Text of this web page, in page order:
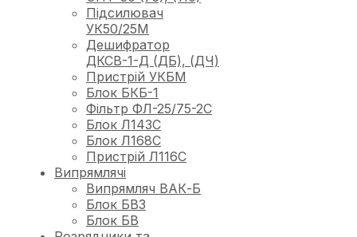
Підсилювач
УК50/25М
Дешифратор
ДКСВ-1-Д (ДБ), (ДЧ)
Пристрій УКБМ
Блок БКБ-1
Фільтр ФЛ-25/75-2С
Блок Л143С
Блок Л168С
Пристрій Л116С
Випрямлячі
Випрямляч ВАК-Б
Блок БВЗ
Блок БВ